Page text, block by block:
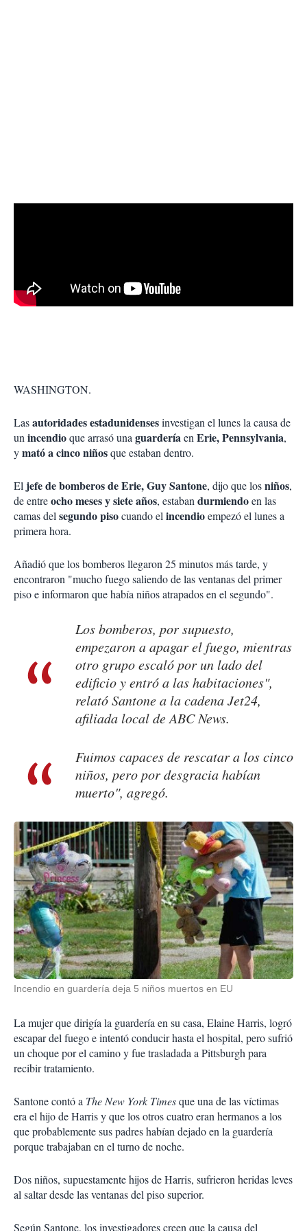
WASHINGTON.
Lasautoridades estadunidensesinvestigan el lunes la causa de
un incendioque arrasó una guarderíaen Erie, Pennsylvania,
ymató a cinco niñosque estaban dentro.
El jefe de bomberos de Erie, Guy Santone, dijo que losniños,
de entreocho meses y siete años, estaban durmiendoen las
camas del segundo pisocuando el incendioempezó el lunes a
primera hora.
Añadió que los bomberos llegaron 25 minutos más tarde, y
encontraron "mucho fuego saliendo de las ventanas del primer
piso e informaron que había niños atrapados en el segundo".
Los bomberos, por supuesto,
empezaron a apagar el fuego, mientras
otro grupo escaló por un lado del
edificio y entró a las habitaciones",
relató Santone a la cadena Jet24,
afiliada local de ABC News.
Fuimos capaces de rescatar a los cinco
niños, pero por desgracia habían
muerto", agregó.
Incendio en guardería deja 5 niños muertos en EU
La mujer que dirigía la guardería en su casa, Elaine Harris, logró
escapar del fuego e intentó conducir hasta el hospital, pero sufrió
un choque por el camino y fue trasladada a Pittsburgh para
recibir tratamiento.
Santone contó a The New York Timesque una de las víctimas
era el hijo de Harris y que los otros cuatro eran hermanos a los
que probablemente sus padres habían dejado en la guardería
porque trabajaban en el turno de noche.
Dos niños, supuestamente hijos de Harris, sufrieron heridas leves
al saltar desde las ventanas del piso superior.
Según Santone, los investigadores creen que la causa del